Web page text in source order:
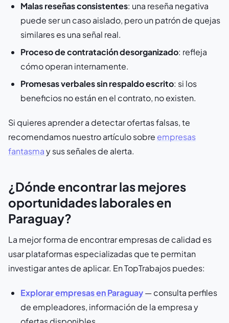
Malas reseñas consistentes: una reseña negativa
puede ser un caso aislado, pero un patrón de quejas
similares es una señal real.
Proceso de contratación desorganizado: refleja
cómo operan internamente.
Promesas verbales sin respaldo escrito: si los
beneficios no están en el contrato, no existen.
Si quieres aprender a detectar ofertas falsas, te
recomendamos nuestro artículo sobre empresas
fantasmay sus señales de alerta.
¿Dónde encontrar las mejores
oportunidades laborales en
Paraguay?
La mejor forma de encontrar empresas de calidad es
usar plataformas especializadas que te permitan
investigar antes de aplicar. En TopTrabajos puedes:
Explorar empresas en Paraguay— consulta perfiles
de empleadores, información de la empresa y